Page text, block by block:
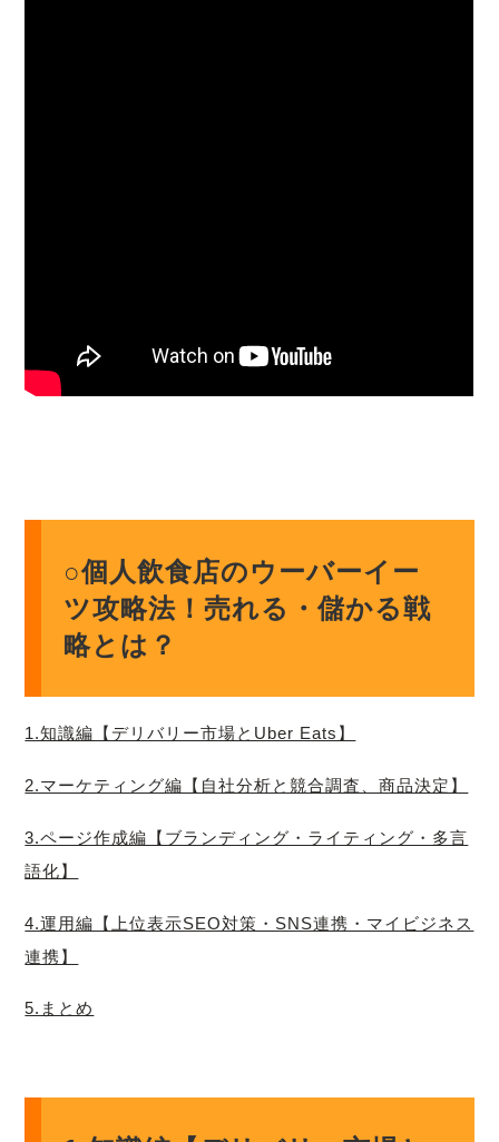
○個人飲食店のウーバーイー
ツ攻略法！売れる・儲かる戦
略とは？
1.知識編【デリバリー市場とUber Eats】
2.マーケティング編【自社分析と競合調査、商品決定】
3.ページ作成編【ブランディング・ライティング・多言
語化】
4.運用編【上位表示SEO対策・SNS連携・マイビジネス
連携】
5.まとめ